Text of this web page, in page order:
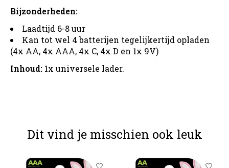
Bijzonderheden:
Laadtijd 6-8 uur
Kan tot wel 4 batterijen tegelijkertijd opladen
(4x AA, 4x AAA, 4x C, 4x D en 1x 9V)
Inhoud: 1x universele lader.
Dit vind je misschien ook leuk
Items van productcarrousel